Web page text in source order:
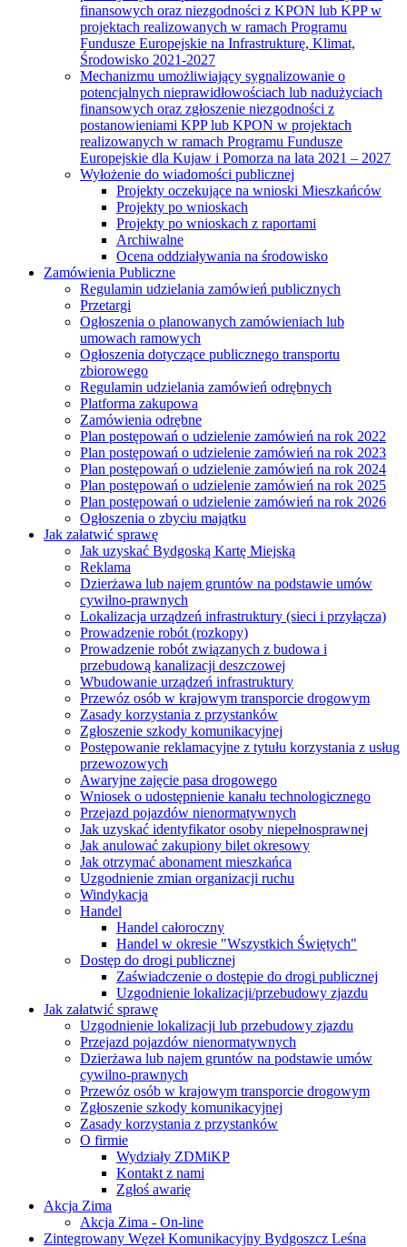
finansowych oraz niezgodności z KPON lub KPP w
projektach realizowanych w ramach Programu
Fundusze Europejskie na Infrastrukturę, Klimat,
Środowisko 2021-2027
Mechanizmu umożliwiający sygnalizowanie o
potencjalnych nieprawidłowościach lub nadużyciach
finansowych oraz zgłoszenie niezgodności z
postanowieniami KPP lub KPON w projektach
realizowanych w ramach Programu Fundusze
Europejskie dla Kujaw i Pomorza na lata 2021 – 2027
Wyłożenie do wiadomości publicznej
Projekty oczekujące na wnioski Mieszkańców
Projekty po wnioskach
Projekty po wnioskach z raportami
Archiwalne
Ocena oddziaływania na środowisko
Zamówienia Publiczne
Regulamin udzielania zamówień publicznych
Przetargi
Ogłoszenia o planowanych zamówieniach lub
umowach ramowych
Ogłoszenia dotyczące publicznego transportu
zbiorowego
Regulamin udzielania zamówień odrębnych
Platforma zakupowa
Zamówienia odrębne
Plan postępowań o udzielenie zamówień na rok 2022
Plan postępowań o udzielenie zamówień na rok 2023
Plan postępowań o udzielenie zamówień na rok 2024
Plan postępowań o udzielenie zamówień na rok 2025
Plan postępowań o udzielenie zamówień na rok 2026
Ogłoszenia o zbyciu majątku
Jak załatwić sprawę
Jak uzyskać Bydgoską Kartę Miejską
Reklama
Dzierżawa lub najem gruntów na podstawie umów
cywilno-prawnych
Lokalizacja urządzeń infrastruktury (sieci i przyłącza)
Prowadzenie robót (rozkopy)
Prowadzenie robót związanych z budowa i
przebudową kanalizacji deszczowej
Wbudowanie urządzeń infrastruktury
Przewóz osób w krajowym transporcie drogowym
Zasady korzystania z przystanków
Zgłoszenie szkody komunikacyjnej
Postępowanie reklamacyjne z tytułu korzystania z usług
przewozowych
Awaryjne zajęcie pasa drogowego
Wniosek o udostępnienie kanału technologicznego
Przejazd pojazdów nienormatywnych
Jak uzyskać identyfikator osoby niepełnosprawnej
Jak anulować zakupiony bilet okresowy
Jak otrzymać abonament mieszkańca
Uzgodnienie zmian organizacji ruchu
Windykacja
Handel
Handel całoroczny
Handel w okresie "Wszystkich Świętych"
Dostęp do drogi publicznej
Zaświadczenie o dostępie do drogi publicznej
Uzgodnienie lokalizacji/przebudowy zjazdu
Jak załatwić sprawę
Uzgodnienie lokalizacji lub przebudowy zjazdu
Przejazd pojazdów nienormatywnych
Dzierżawa lub najem gruntów na podstawie umów
cywilno-prawnych
Przewóz osób w krajowym transporcie drogowym
Zgłoszenie szkody komunikacyjnej
Zasady korzystania z przystanków
O firmie
Wydziały ZDMiKP
Kontakt z nami
Zgłoś awarię
Akcja Zima
Akcja Zima - On-line
Zintegrowany Węzeł Komunikacyjny Bydgoszcz Leśna